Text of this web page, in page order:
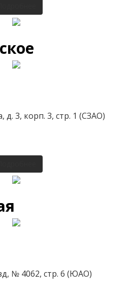
д. 3, корп. 3, стр. 1 (СЗАО)
№ 4062, стр. 6 (ЮАО)